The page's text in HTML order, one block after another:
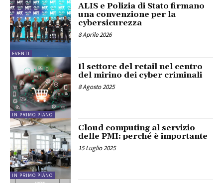
EVENTI
ALIS e Polizia di Stato firmano
una convenzione per la
cybersicurezza
8 Aprile 2026
IN PRIMO PIANO
Il settore del retail nel centro
del mirino dei cyber criminali
8 Agosto 2025
IN PRIMO PIANO
Cloud computing al servizio
delle PMI: perché è importante
15 Luglio 2025